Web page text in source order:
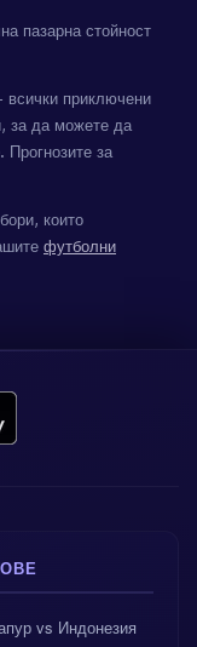
пазарна стойност
приключени
за да можете да
Прогнозите за
които
футболни
vs Индонезия